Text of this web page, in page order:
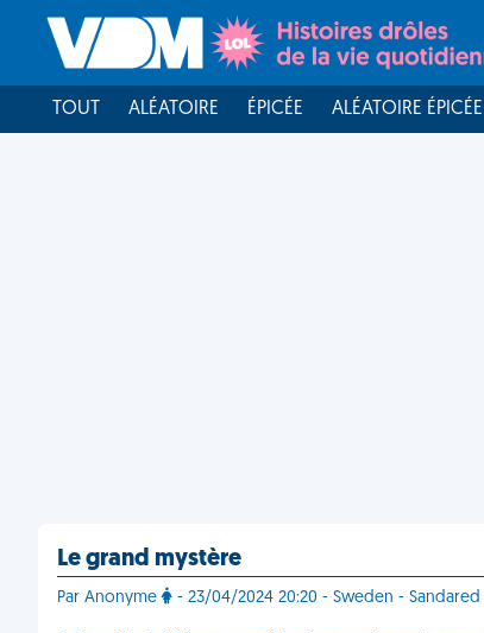
TOUT ALÉATOIRE ÉPICÉE ALÉATOIRE ÉPICÉE
Le grand mystère
Par Anonyme - 23/04/2024 20:20 - Sweden - Sandared